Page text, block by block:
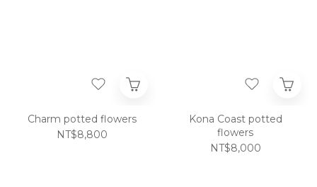
Charm potted flowers
NT$8,800
Kona Coast potted
flowers
NT$8,000